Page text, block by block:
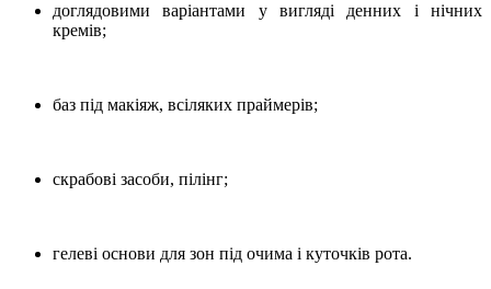
доглядовими варіантами у вигляді денних і нічних
кремів;
баз під макіяж, всіляких праймерів;
скрабові засоби, пілінг;
гелеві основи для зон під очима і куточків рота.